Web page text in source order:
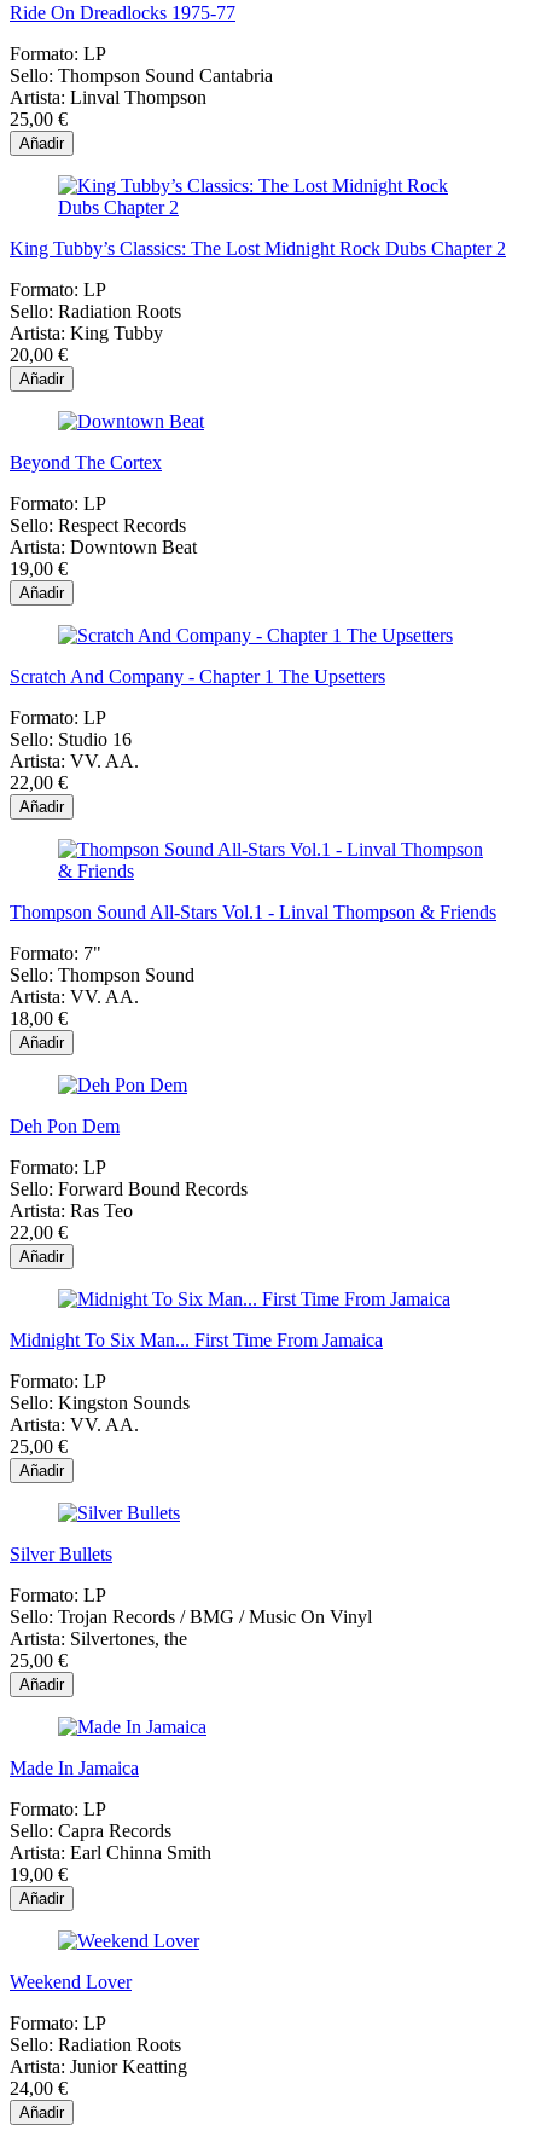
Ride On Dreadlocks 1975-77
Formato: LP
Sello: Thompson Sound Cantabria
Artista: Linval Thompson
25,00 €
Añadir
King Tubby’s Classics: The Lost Midnight Rock Dubs Chapter 2
Formato: LP
Sello: Radiation Roots
Artista: King Tubby
20,00 €
Añadir
Beyond The Cortex
Formato: LP
Sello: Respect Records
Artista: Downtown Beat
19,00 €
Añadir
Scratch And Company - Chapter 1 The Upsetters
Formato: LP
Sello: Studio 16
Artista: VV. AA.
22,00 €
Añadir
Thompson Sound All-Stars Vol.1 - Linval Thompson & Friends
Formato: 7"
Sello: Thompson Sound
Artista: VV. AA.
18,00 €
Añadir
Deh Pon Dem
Formato: LP
Sello: Forward Bound Records
Artista: Ras Teo
22,00 €
Añadir
Midnight To Six Man... First Time From Jamaica
Formato: LP
Sello: Kingston Sounds
Artista: VV. AA.
25,00 €
Añadir
Silver Bullets
Formato: LP
Sello: Trojan Records / BMG / Music On Vinyl
Artista: Silvertones, the
25,00 €
Añadir
Made In Jamaica
Formato: LP
Sello: Capra Records
Artista: Earl Chinna Smith
19,00 €
Añadir
Weekend Lover
Formato: LP
Sello: Radiation Roots
Artista: Junior Keatting
24,00 €
Añadir